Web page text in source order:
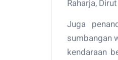
Raharja,
Juga
sumbangan
kendaraan